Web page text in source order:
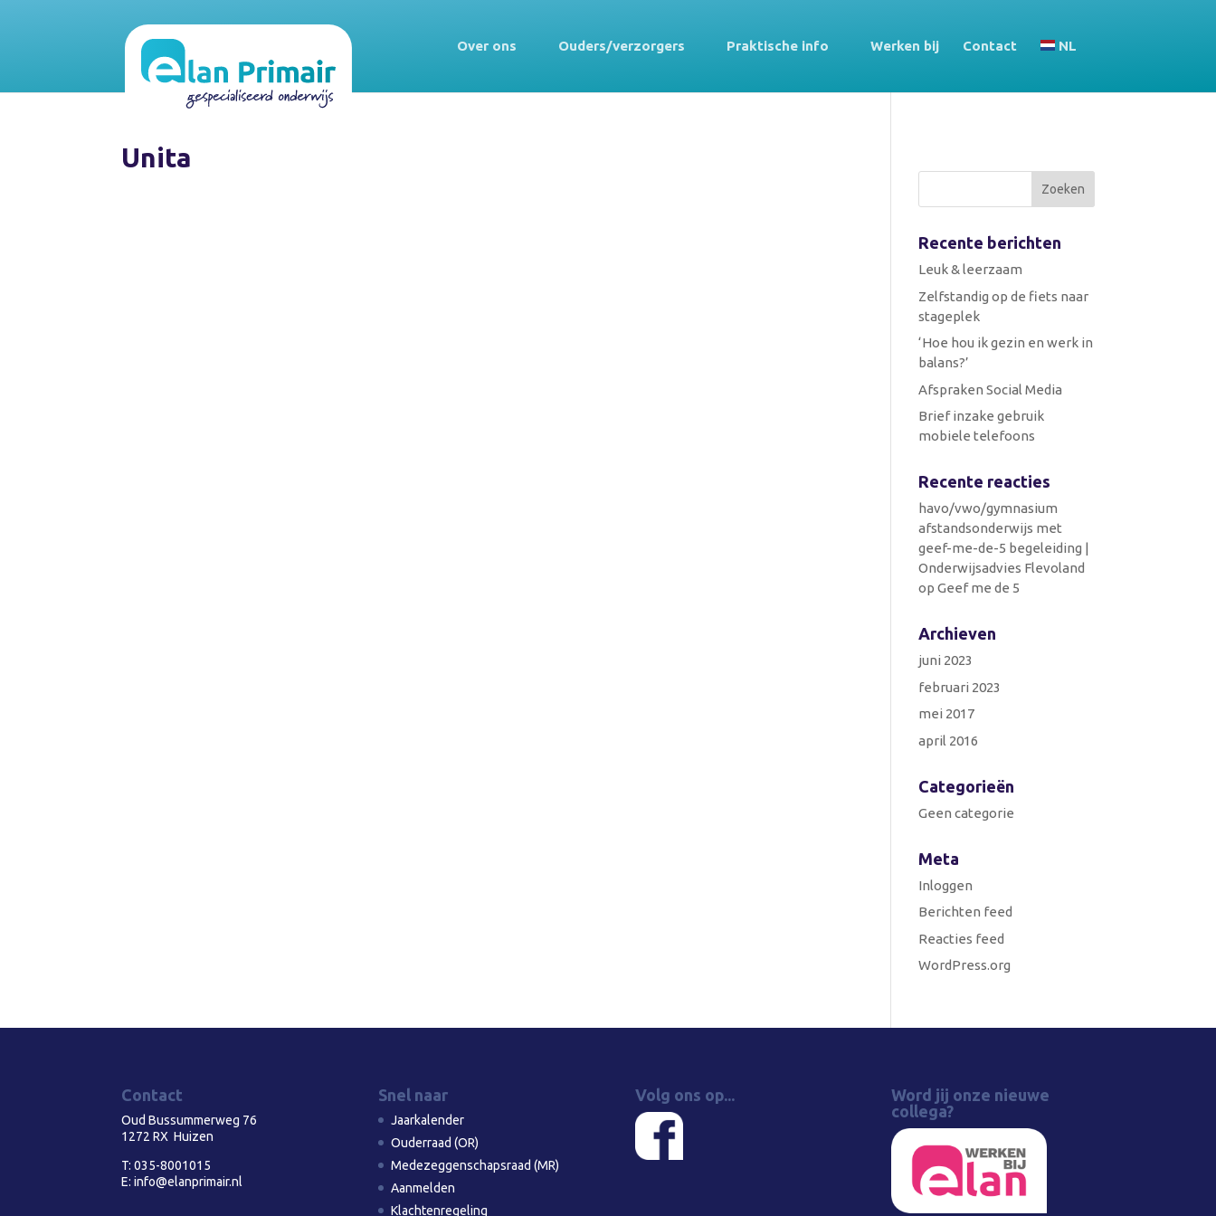
Over ons Ouders/verzorgers Praktische info Werken bij Contact NL
Unita
Recente berichten
Leuk & leerzaam
Zelfstandig op de fiets naar
stageplek
‘Hoe hou ik gezin en werk in
balans?’
Afspraken Social Media
Brief inzake gebruik
mobiele telefoons
Recente reacties
havo/vwo/gymnasium
afstandsonderwijs met
geef-me-de-5 begeleiding |
Onderwijsadvies Flevoland
opGeef me de 5
Archieven
juni 2023
februari 2023
mei 2017
april 2016
Categorieën
Geen categorie
Meta
Inloggen
Berichten feed
Reacties feed
WordPress.org
Contact
Oud Bussummerweg 76
1272 RX Huizen
T:035-8001015
E:info@elanprimair.nl
Snel naar
Jaarkalender
Ouderraad (OR)
Medezeggenschapsraad (MR)
Aanmelden
Klachtenregeling
Volg ons op...
Word jij onze nieuwe
collega?